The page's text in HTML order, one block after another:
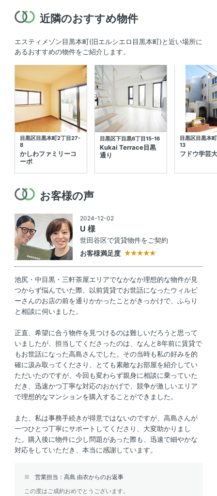
近隣のおすすめ物件
エスティメゾン目黒本町(旧エルシエロ目黒本町)と近い場所に
あるおすすめの物件をご紹介します。
目黒区目黒本町2丁目27-
8
かしわファミリーコ
ーポ
目黒区下目黒6丁目15-16
Kukai Terrace目黒
通り
目黒区目黒本
13
フドウ学芸
お客様の声
2024-12-02
U 様
世田谷区で賃貸物件をご契約
お客様満足度
池尻・中目黒・三軒茶屋エリアでなかなか理想的な物件が見
つからず悩んでいた際、以前賃貸でお世話になったウィルビ
ーさんのお店の前を通りかかったことがきっかけで、ふらり
と相談に伺いました。
正直、希望に合う物件を見つけるのは難しいだろうと思って
いましたが、担当してくださったのは、なんと8年前に賃貸で
もお世話になった高島さんでした。その当時も私の好みを的
確に汲み取ってくださり、とても素敵なお部屋を紹介してい
ただいたのですが、今回も変わらず親身に相談に乗っていた
だき、迅速かつ丁寧な対応のおかげで、競争が激しいエリア
で理想的なマンションを購入することができました。
また、私は事務手続きが得意ではないのですが、高島さんが
一つひとつ丁寧にサポートしてくださり、大変助かりまし
た。購入後に物件に少し問題があった際も、迅速で細やかな
対応をしていただき、本当に感謝しています。
営業担当：高島 由衣からのお返事
この度はご成約おめでとうございます。